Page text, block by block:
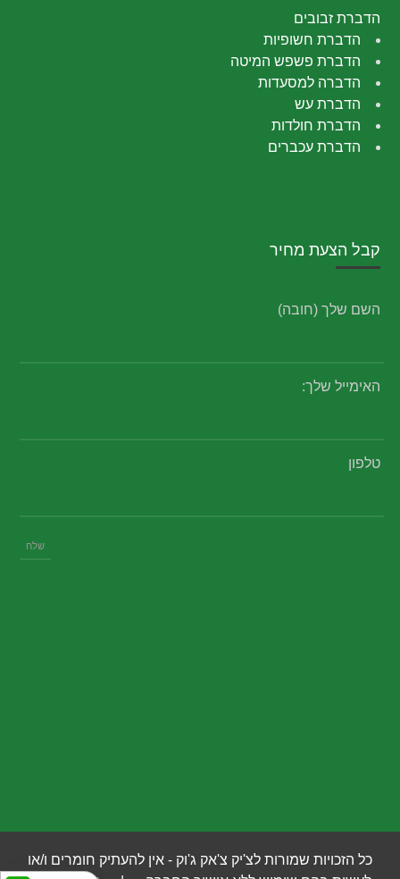
הדברת זבובים
הדברת חשופיות
הדברת פשפש המיטה
הדברה למסעדות
הדברת עש
הדברת חולדות
הדברת עכברים
קבל הצעת מחיר
השם שלך (חובה)
האימייל שלך:
טלפון
כל הזכויות שמורות לצ'יק צ'אק ג'וק - אין להעתיק חומרים ו/או